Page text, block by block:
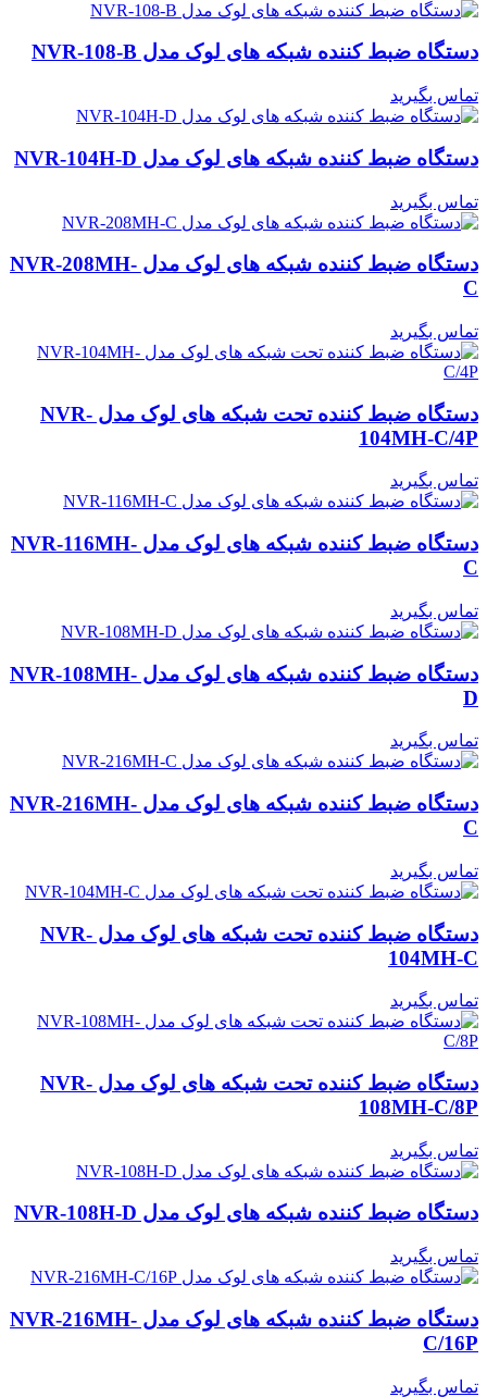
دستگاه ضبط کننده شبکه های لوک مدل NVR-108-B
تماس بگیرید
دستگاه ضبط کننده شبکه های لوک مدل NVR-104H-D
تماس بگیرید
دستگاه ضبط کننده شبکه های لوک مدل NVR-208MH-
C
تماس بگیرید
دستگاه ضبط کننده تحت شبکه های لوک مدل NVR-
104MH-C/4P
تماس بگیرید
دستگاه ضبط کننده شبکه های لوک مدل NVR-116MH-
C
تماس بگیرید
دستگاه ضبط کننده شبکه های لوک مدل NVR-108MH-
D
تماس بگیرید
دستگاه ضبط کننده شبکه های لوک مدل NVR-216MH-
C
تماس بگیرید
دستگاه ضبط کننده تحت شبکه های لوک مدل NVR-
104MH-C
تماس بگیرید
دستگاه ضبط کننده تحت شبکه های لوک مدل NVR-
108MH-C/8P
تماس بگیرید
دستگاه ضبط کننده شبکه های لوک مدل NVR-108H-D
تماس بگیرید
دستگاه ضبط کننده شبکه های لوک مدل NVR-216MH-
C/16P
تماس بگیرید